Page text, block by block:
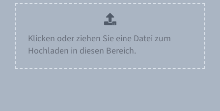
Klicken oder ziehen Sie eine Datei zum
Hochladen in diesen Bereich.